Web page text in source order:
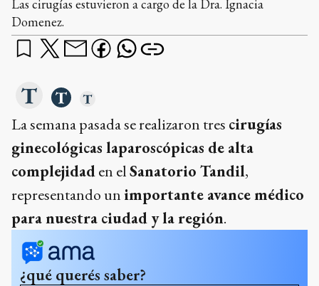
Las cirugías estuvieron a cargo de la Dra. Ignacia
Domenez.
La semana pasada se realizaron tres cirugías
ginecológicas laparoscópicas de alta
complejidaden elSanatorio Tandil,
representando un importante avance médico
para nuestra ciudad y la región.
¿qué querés saber?